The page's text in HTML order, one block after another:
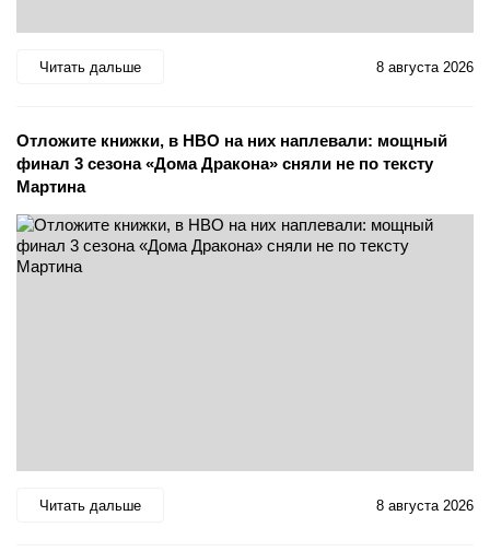
Читать дальше 8 августа 2026
Отложите книжки, в HBO на них наплевали: мощный
финал 3 сезона «Дома Дракона» сняли не по тексту
Мартина
Читать дальше 8 августа 2026